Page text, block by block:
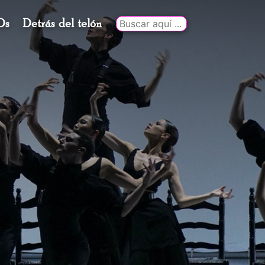
Detrás del telón
Buscar
por: